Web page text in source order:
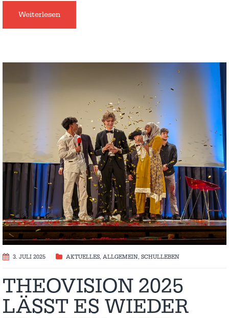
Weiterlesen
3. JULI 2025 AKTUELLES, ALLGEMEIN, SCHULLEBEN
THEOVISION 2025
LÄSST ES WIEDER